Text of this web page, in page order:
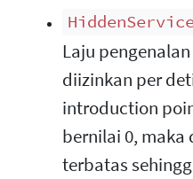
Laju
diizinkan per
introduction
bernilai 0,
terbatas